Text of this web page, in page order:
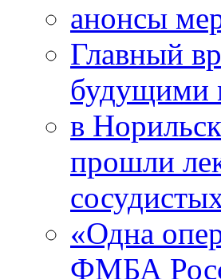
анонсы
Главный
будущими
в
прошли
«Одна
ФМБА